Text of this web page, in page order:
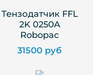
Тензодатчик FFL
2K 0250A
Robopac
31500 руб